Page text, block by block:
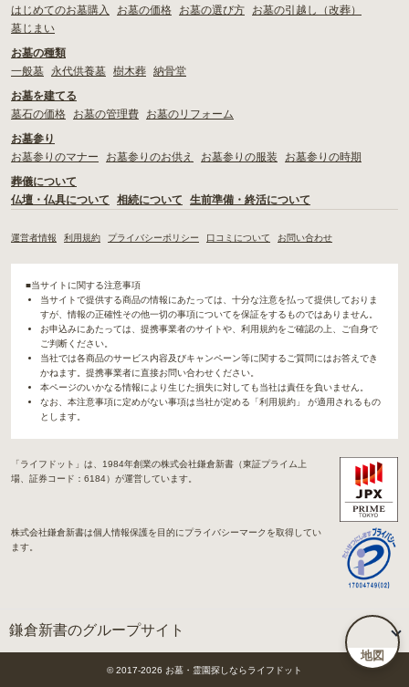
地図
はじめてのお墓購入
お墓の価格 お墓の選び方
お墓の引越し（改葬）
墓じまい
お墓の種類
一般墓
永代供養墓 樹木葬 納骨堂
お墓を建てる
墓石の価格
お墓の管理費
お墓のリフォーム
お墓参り
お墓参りのマナー
お墓参りのお供え お墓参りの服装
お墓参りの時期
葬儀について
仏壇・仏具について
相続について 生前準備・終活について
運営者情報 利用規約 プライバシーポリシー 口コミについて お問い合わせ
■当サイトに関する注意事項
当サイトで提供する商品の情報にあたっては、十分な注意を払って提供しておりま
すが、情報の正確性その他一切の事項についてを保証をするものではありません。
お申込みにあたっては、提携事業者のサイトや、利用規約をご確認の上、ご自身で
ご判断ください。
当社では各商品のサービス内容及びキャンペーン等に関するご質問にはお答えでき
かねます。提携事業者に直接お問い合わせください。
本ページのいかなる情報により生じた損失に対しても当社は責任を負いません。
なお、本注意事項に定めがない事項は当社が定める「利用規約」 が適用されるもの
とします。
「ライフドット」は、1984年創業の株式会社鎌倉新書（東証プライム上
場、証券コード：6184）が運営しています。
株式会社鎌倉新書は個人情報保護を目的にプライバシーマークを取得してい
ます。
鎌倉新書のグループサイト
「Life.（ライフドット）」関連サイト
© 2017-2026 お墓・霊園探しならライフドット